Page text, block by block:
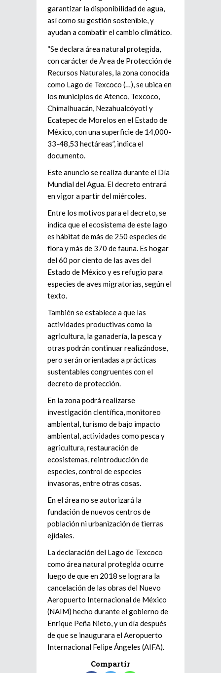
garantizar la disponibilidad de agua,
así como su gestión sostenible, y
ayudan a combatir el cambio climático.
“Se declara área natural protegida,
con carácter de Área de Protección de
Recursos Naturales, la zona conocida
como Lago de Texcoco (…), se ubica en
los municipios de Atenco, Texcoco,
Chimalhuacán, Nezahualcóyotl y
Ecatepec de Morelos en el Estado de
México, con una superficie de 14,000-
33-48,53 hectáreas”, indica el
documento.
Este anuncio se realiza durante el Día
Mundial del Agua. El decreto entrará
en vigor a partir del miércoles.
Entre los motivos para el decreto, se
indica que el ecosistema de este lago
es hábitat de más de 250 especies de
flora y más de 370 de fauna. Es hogar
del 60 por ciento de las aves del
Estado de México y es refugio para
especies de aves migratorias, según el
texto.
También se establece a que las
actividades productivas como la
agricultura, la ganadería, la pesca y
otras podrán continuar realizándose,
pero serán orientadas a prácticas
sustentables congruentes con el
decreto de protección.
En la zona podrá realizarse
investigación científica, monitoreo
ambiental, turismo de bajo impacto
ambiental, actividades como pesca y
agricultura, restauración de
ecosistemas, reintroducción de
especies, control de especies
invasoras, entre otras cosas.
En el área no se autorizará la
fundación de nuevos centros de
población ni urbanización de tierras
ejidales.
La declaración del Lago de Texcoco
como área natural protegida ocurre
luego de que en 2018 se lograra la
cancelación de las obras del Nuevo
Aeropuerto Internacional de México
(NAIM) hecho durante el gobierno de
Enrique Peña Nieto, y un día después
de que se inaugurara el Aeropuerto
Internacional Felipe Ángeles (AIFA).
Compartir